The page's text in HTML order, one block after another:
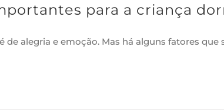
para a criança
alegria e emoção. Mas há alguns fatores